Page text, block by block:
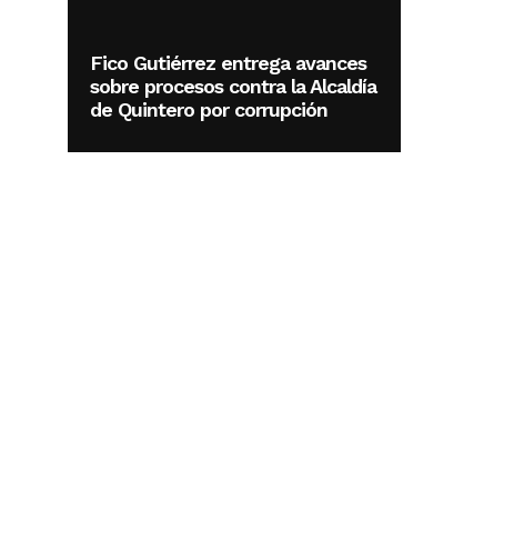
Fico Gutiérrez entrega avances
sobre procesos contra la Alcaldía
de Quintero por corrupción